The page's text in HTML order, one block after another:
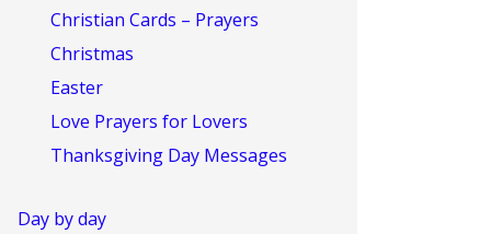
Christian Cards – Prayers
Christmas
Easter
Love Prayers for Lovers
Thanksgiving Day Messages
Day by day